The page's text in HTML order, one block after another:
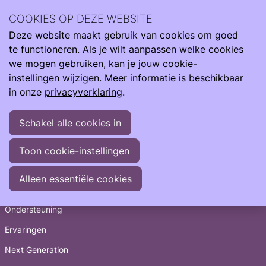
Zoeken
Archief 2024 augustus 2024
Archief > 2024 > augustus
12-08-2024-Ervaren steun op moeilijke momenten:
ontdek de kracht van Ouders voor Ouders
Snel naar
Informatie
Ondersteuning
Ervaringen
Next Generation
COOKIES OP DEZE WEBSITE
Deze website maakt gebruik van cookies om goed
te functioneren. Als je wilt aanpassen welke cookies
we mogen gebruiken, kan je jouw cookie-
instellingen wijzigen. Meer informatie is beschikbaar
in onze privacyverklaring.
Schakel alle cookies in
Toon cookie-instellingen
Alleen essentiële cookies